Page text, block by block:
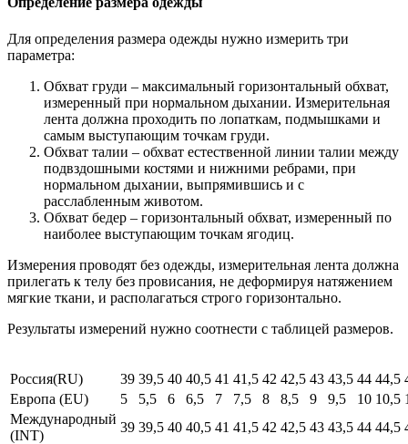
Для определения размера одежды нужно измерить три
параметра:
Обхват груди – максимальный горизонтальный обхват,
измеренный при нормальном дыхании. Измерительная
лента должна проходить по лопаткам, подмышками и
самым выступающим точкам груди.
Обхват талии – обхват естественной линии талии между
подвздошными костями и нижними ребрами, при
нормальном дыхании, выпрямившись и с
расслабленным животом.
Обхват бедер – горизонтальный обхват, измеренный по
наиболее выступающим точкам ягодиц.
Измерения проводят без одежды, измерительная лента должна
прилегать к телу без провисания, не деформируя натяжением
мягкие ткани, и располагаться строго горизонтально.
Результаты измерений нужно соотнести с таблицей размеров.
Россия(RU) 39 39,5 40 40,5 41 41,5 42 42,5 43 43,5 44 44,5
Европа (EU)
5 5,5 6 6,5 7 7,5 8 8,5 9 9,5 10 10,5
Международный
(INT)
39 39,5 40 40,5 41 41,5 42 42,5 43 43,5 44 44,5